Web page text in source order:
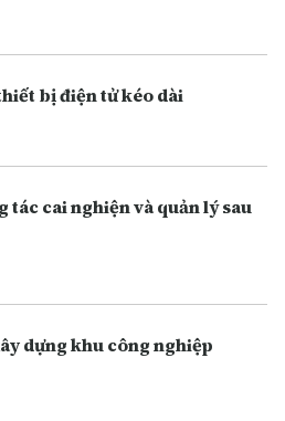
bị điện tử kéo dài
tác cai nghiện và quản lý sau
dựng khu công nghiệp